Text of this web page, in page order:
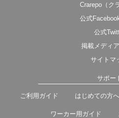
Crarepo（ク
公式
公式
掲載メディ
サイトマ
サポー
ご利用ガイド はじめての方へ
ワーカー用ガイド